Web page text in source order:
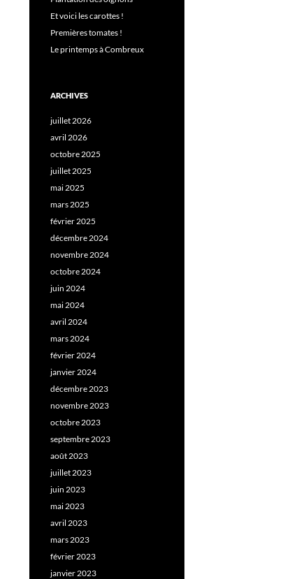
Et voici les carottes !
Premières tomates !
Le printemps à Combreux
ARCHIVES
juillet 2026
avril 2026
octobre 2025
juillet 2025
mai 2025
mars 2025
février 2025
décembre 2024
novembre 2024
octobre 2024
juin 2024
mai 2024
avril 2024
mars 2024
février 2024
janvier 2024
décembre 2023
novembre 2023
octobre 2023
septembre 2023
août 2023
juillet 2023
juin 2023
mai 2023
avril 2023
mars 2023
février 2023
janvier 2023